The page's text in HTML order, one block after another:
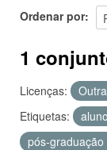
Ordenar por
1
Licenças:
Etiquetas:
pós-graduação